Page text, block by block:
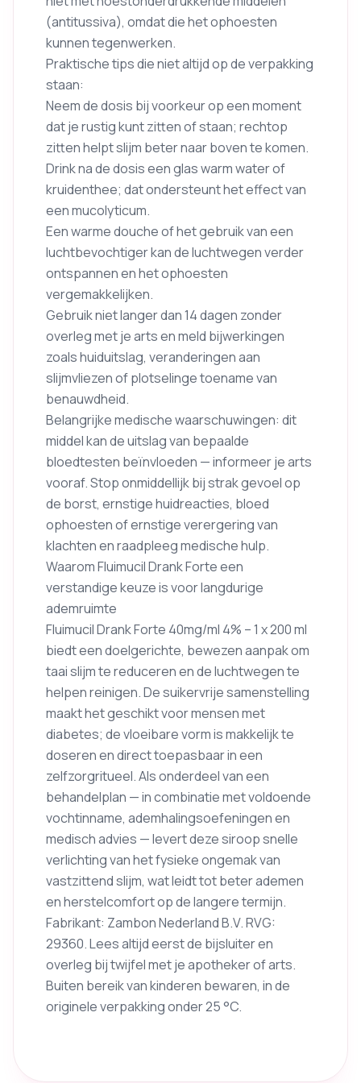
(antitussiva), omdat die het ophoesten
kunnen tegenwerken.
Praktische tips die niet altijd op de verpakking
staan:
Neem de dosis bij voorkeur op een moment
dat je rustig kunt zitten of staan; rechtop
zitten helpt slijm beter naar boven te komen.
Drink na de dosis een glas warm water of
kruidenthee; dat ondersteunt het effect van
een mucolyticum.
Een warme douche of het gebruik van een
luchtbevochtiger kan de luchtwegen verder
ontspannen en het ophoesten
vergemakkelijken.
Gebruik niet langer dan 14 dagen zonder
overleg met je arts en meld bijwerkingen
zoals huiduitslag, veranderingen aan
slijmvliezen of plotselinge toename van
benauwdheid.
Belangrijke medische waarschuwingen: dit
middel kan de uitslag van bepaalde
bloedtesten beïnvloeden — informeer je arts
vooraf. Stop onmiddellijk bij strak gevoel op
de borst, ernstige huidreacties, bloed
ophoesten of ernstige verergering van
klachten en raadpleeg medische hulp.
Waarom Fluimucil Drank Forte een
verstandige keuze is voor langdurige
ademruimte
Fluimucil Drank Forte 40mg/ml 4% – 1 x 200 ml
biedt een doelgerichte, bewezen aanpak om
taai slijm te reduceren en de luchtwegen te
helpen reinigen. De suikervrije samenstelling
maakt het geschikt voor mensen met
diabetes; de vloeibare vorm is makkelijk te
doseren en direct toepasbaar in een
zelfzorgritueel. Als onderdeel van een
behandelplan — in combinatie met voldoende
vochtinname, ademhalingsoefeningen en
medisch advies — levert deze siroop snelle
verlichting van het fysieke ongemak van
vastzittend slijm, wat leidt tot beter ademen
en herstelcomfort op de langere termijn.
Fabrikant: Zambon Nederland B.V. RVG:
29360. Lees altijd eerst de bijsluiter en
overleg bij twijfel met je apotheker of arts.
Buiten bereik van kinderen bewaren, in de
originele verpakking onder 25 °C.